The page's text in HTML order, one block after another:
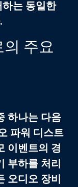
는 동일한
주요
하나는 다음
파워 디스트
이벤트의 경
부하를 처리
오디오 장비